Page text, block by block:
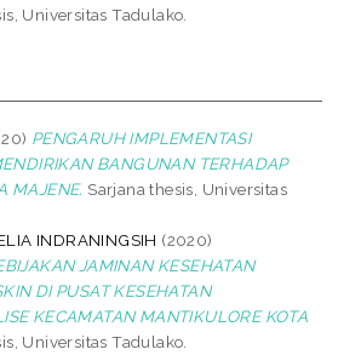
Universitas Tadulako.
PENGARUH IMPLEMENTASI
BANGUNAN TERHADAP
MAJENE. Sarjana thesis, Universitas
INDRANINGSIH (2020)
JAMINAN KESEHATAN
DI PUSAT KESEHATAN
KECAMATAN MANTIKULORE KOTA
Universitas Tadulako.